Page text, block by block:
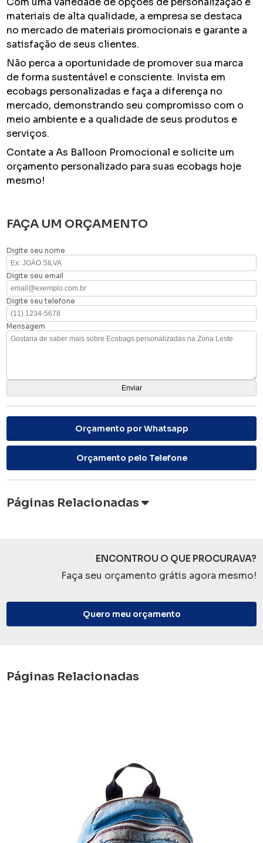
materiais de alta qualidade, a empresa se destaca
no mercado de materiais promocionais e garante a
satisfação de seus clientes.
Não perca a oportunidade de promover sua marca
de forma sustentável e consciente. Invista em
ecobags personalizadas e faça a diferença no
mercado, demonstrando seu compromisso com o
meio ambiente e a qualidade de seus produtos e
serviços.
Contate a As Balloon Promocional e solicite um
orçamento personalizado para suas ecobags hoje
mesmo!
FAÇA UM ORÇAMENTO
Digite seu nome
Digite seu email
Digite seu telefone
Mensagem
Orçamento por Whatsapp
Orçamento pelo Telefone
Páginas Relacionadas
ENCONTROU O QUE PROCURAVA?
Faça seu orçamento grátis agora mesmo!
Quero meu orçamento
Páginas Relacionadas